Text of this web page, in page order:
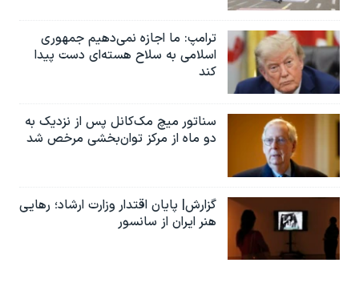
ترامپ: ما اجازه نمی‌دهیم جمهوری
اسلامی به سلاح هسته‌ای دست پیدا
کند
سناتور میچ مک‌کانل پس از نزدیک به
دو ماه از مرکز توان‌بخشی مرخص شد
گزارش| پایان اقتدار وزارت ارشاد؛ رهایی
هنر ایران از سانسور